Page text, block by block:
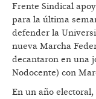
Frente Sindical
para la última
defender la
nueva Marcha
decantaron en una
Nodocente) con
En un año